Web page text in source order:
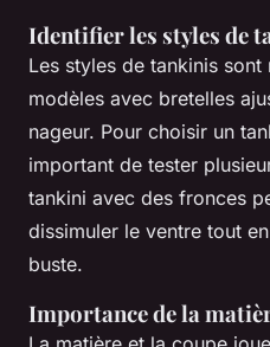
Identifier les styles de
Les styles de tankinis
modèles avec bretelles
nageur. Pour choisir un
important de tester
tankini avec des fronces
dissimuler le ventre tout
buste.
Importance de la